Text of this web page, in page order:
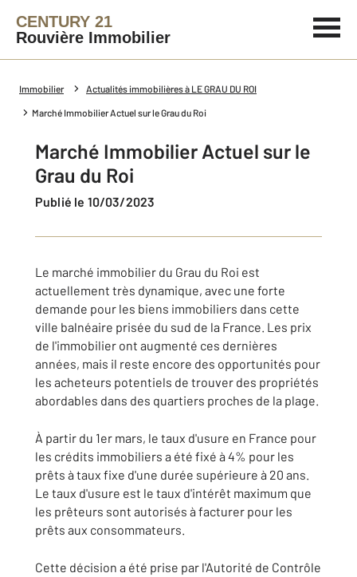
CENTURY 21
Rouvière Immobilier
Immobilier Actualités immobilières à LE GRAU DU ROI
Marché Immobilier Actuel sur le Grau du Roi
Marché Immobilier Actuel sur le
Grau du Roi
Publié le 10/03/2023
Le marché immobilier du Grau du Roi est
actuellement très dynamique, avec une forte
demande pour les biens immobiliers dans cette
ville balnéaire prisée du sud de la France. Les prix
de l'immobilier ont augmenté ces dernières
années, mais il reste encore des opportunités pour
les acheteurs potentiels de trouver des propriétés
abordables dans des quartiers proches de la plage.
À partir du 1er mars, le taux d'usure en France pour
les crédits immobiliers a été fixé à 4% pour les
prêts à taux fixe d'une durée supérieure à 20 ans.
Le taux d'usure est le taux d'intérêt maximum que
les prêteurs sont autorisés à facturer pour les
prêts aux consommateurs.
Cette décision a été prise par l'Autorité de Contrôle